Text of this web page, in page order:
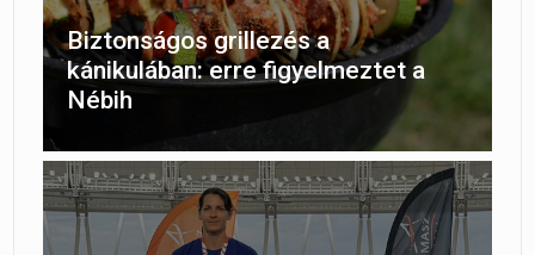
Biztonságos grillezés a
kánikulában: erre figyelmeztet a
Nébih